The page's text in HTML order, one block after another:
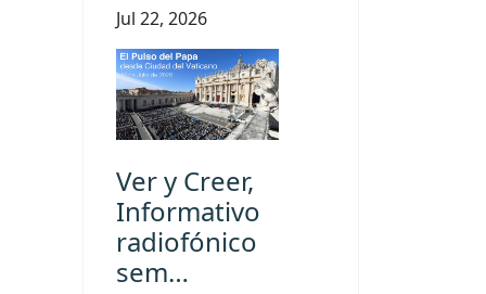
Jul 22, 2026
Ver y Creer,
Informativo
radiofónico
sem…